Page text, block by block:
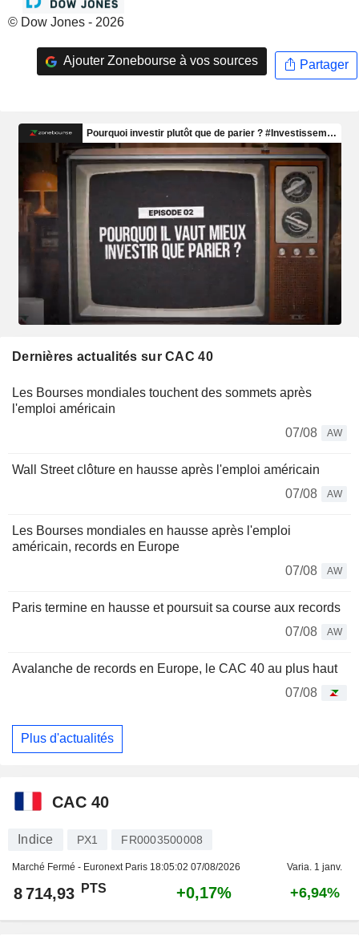
© Dow Jones - 2026
Ajouter Zonebourse à vos sources Partager
Dernières actualités sur CAC 40
Les Bourses mondiales touchent des sommets après
l'emploi américain
07/08
AW
Wall Street clôture en hausse après l'emploi américain
07/08
AW
Les Bourses mondiales en hausse après l'emploi
américain, records en Europe
07/08
AW
Paris termine en hausse et poursuit sa course aux records
07/08
AW
Avalanche de records en Europe, le CAC 40 au plus haut
07/08
Plus d'actualités
CAC 40
Indice PX1 FR0003500008
Marché Fermé - Euronext Paris 18:05:02 07/08/2026 Varia. 1 janv.
8 714,93 PTS +0,17% +6,94%